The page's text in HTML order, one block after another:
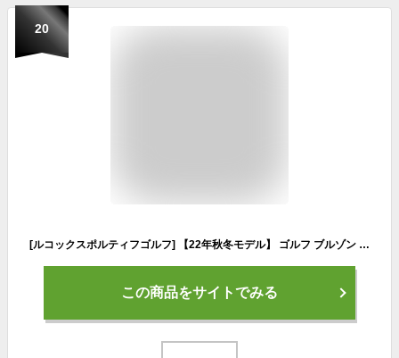
20
[ルコックスポルティフゴルフ] 【22年秋冬モデル】 ゴルフ ブルゾン 【CORE】 2WAY はっ水 防風 積極保温 ディタッチャブル ヒートナビ 定番 メンズ BK00(ブラック) 日本サイズL相当
この商品をサイトでみる